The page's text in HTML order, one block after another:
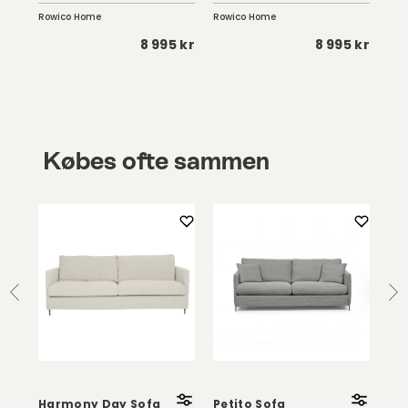
Rowico Home
8 995 kr
Rowico Home
8 995 kr
Købes ofte sammen
Harmony Day Sofa Petito Sofa